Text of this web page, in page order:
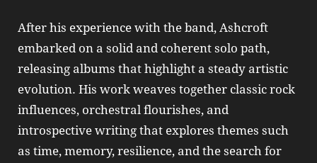
After his experience with the band, Ashcroft
embarked on a solid and coherent solo path,
releasing albums that highlight a steady artistic
evolution. His work weaves together classic rock
influences, orchestral flourishes, and
introspective writing that explores themes such
as time, memory, resilience, and the search for